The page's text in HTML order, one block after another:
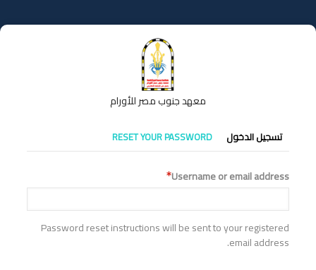
إلى
المحتوى
معهد جنوب مصر للأورام
التبويبات
الأساسية
تسجيل الدخول RESET YOUR PASSWORD
Username or email address
Password reset instructions will be sent to your registered
email address.